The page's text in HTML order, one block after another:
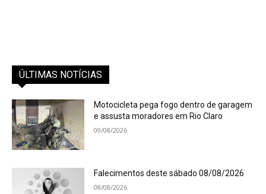
ÚLTIMAS NOTÍCIAS
Motocicleta pega fogo dentro de garagem
e assusta moradores em Rio Claro
09/08/2026
Falecimentos deste sábado 08/08/2026
08/08/2026